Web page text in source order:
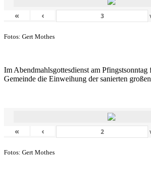
« ‹
Fotos: Gert Mothes
Im Abendmahlsgottesdienst am Pfingstsonntag
Gemeinde die Einweihung der sanierten
« ‹
Fotos: Gert Mothes